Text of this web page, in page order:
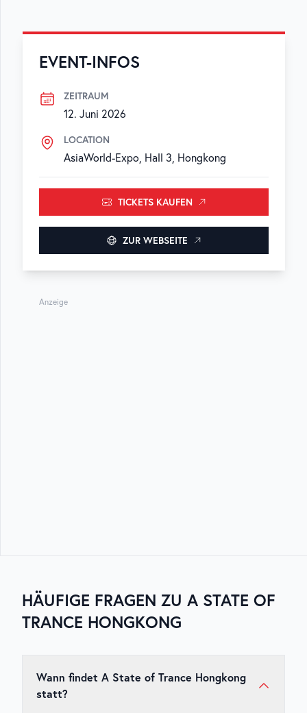
EVENT-INFOS
ZEITRAUM
12. Juni 2026
LOCATION
AsiaWorld-Expo, Hall 3, Hongkong
TICKETS KAUFEN
ZUR WEBSEITE
Anzeige
HÄUFIGE FRAGEN ZU A STATE OF
TRANCE HONGKONG
Wann findet A State of Trance Hongkong
statt?